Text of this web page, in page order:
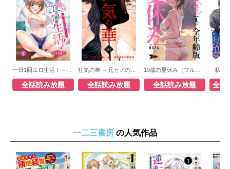
全話読み放題 全話読み放題 全話読み放題
私た
全話
一二三書房 の人気作品